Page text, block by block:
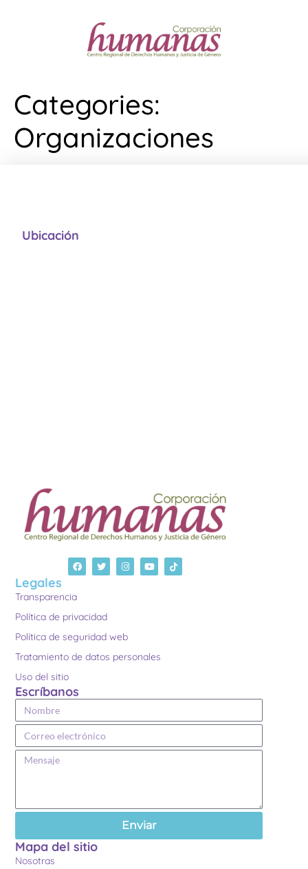
Categories:
Organizaciones
Legales
Transparencia
Política de privacidad
Política de seguridad web
Tratamiento de datos personales
Uso del sitio
Escríbanos
Enviar
Mapa del sitio
Nosotras
Ubicación